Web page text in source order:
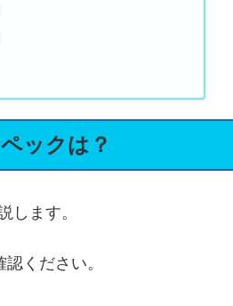
ックは？
します。
ください。